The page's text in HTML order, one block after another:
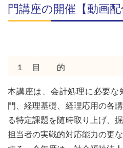
門講座の開催【動画配
１ 目 的
本講座は、会計処理に必要な
門、経理基礎、経理応用の各
る特定課題を随時取り上げ、
担当者の実戦的対応能力の更